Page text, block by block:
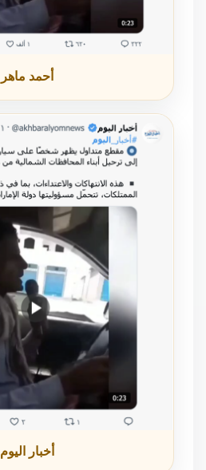
أحمد ماهر
أخبار اليوم